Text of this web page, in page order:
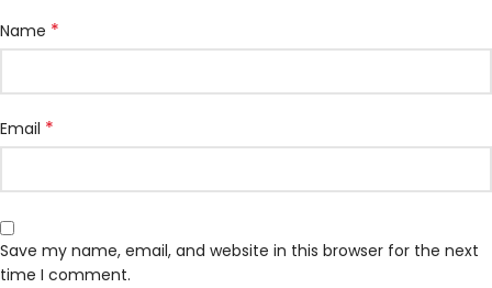
Name *
Email *
Save my name, email, and website in this browser for the next
time I comment.